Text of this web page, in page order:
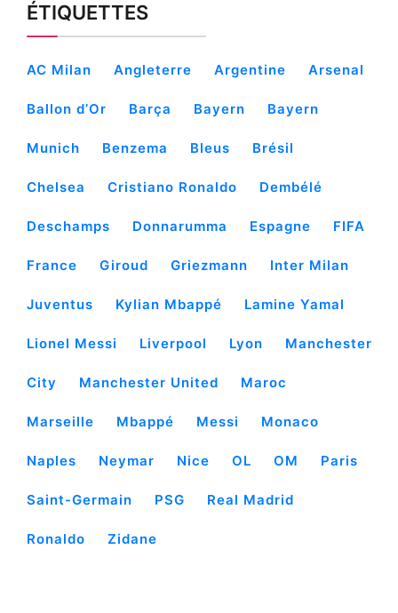
ÉTIQUETTES
AC Milan Angleterre Argentine Arsenal
Ballon d’Or Barça Bayern Bayern
Munich Benzema Bleus Brésil
Chelsea Cristiano Ronaldo Dembélé
Deschamps Donnarumma Espagne FIFA
France Giroud Griezmann Inter Milan
Juventus Kylian Mbappé Lamine Yamal
Lionel Messi Liverpool Lyon Manchester
City Manchester United Maroc
Marseille Mbappé Messi Monaco
Naples Neymar Nice OL OM Paris
Saint-Germain PSG Real Madrid
Ronaldo Zidane